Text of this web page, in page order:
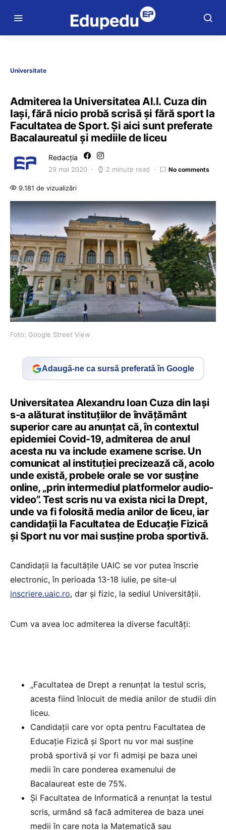
Universitate
Admiterea la Universitatea Al.I. Cuza din
Iași, fără nicio probă scrisă și fără sport la
Facultatea de Sport. Și aici sunt preferate
Bacalaureatul și mediile de liceu
Redacția
29 mai 2020 2 minute read No comments
9.181 de vizualizări
Foto: Google Street View
Adaugă-ne ca sursă preferată în Google
Universitatea Alexandru Ioan Cuza din Iași
s-a alăturat instituțiilor de învățământ
superior care au anunțat că, în contextul
epidemiei Covid-19, admiterea de anul
acesta nu va include examene scrise. Un
comunicat al instituției precizează că, acolo
unde există, probele orale se vor susține
online, „prin intermediul platformelor audio-
video”. Test scris nu va exista nici la Drept,
unde va fi folosită media anilor de liceu, iar
candidații la Facultatea de Educație Fizică
și Sport nu vor mai susține proba sportivă.
Candidații la facultățile UAIC se vor putea înscrie
electronic, în perioada 13-18 iulie, pe site-ul
inscriere.uaic.ro, dar și fizic, la sediul Universității.
Cum va avea loc admiterea la diverse facultăți:
„Facultatea de Drept a renunțat la testul scris,
acesta fiind înlocuit de media anilor de studii din
liceu.
Candidații care vor opta pentru Facultatea de
Educație Fizică și Sport nu vor mai susține
probă sportivă și vor fi admiși pe baza unei
medii în care ponderea examenului de
Bacalaureat este de 75%.
Și Facultatea de Informatică a renunțat la testul
scris, urmând să facă admiterea de baza unei
medii în care nota la Matematică sau